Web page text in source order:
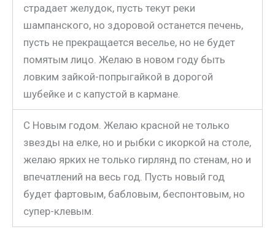
страдает желудок, пусть текут реки
шампанского, но здоровой останется печень,
пусть не прекращается веселье, но не будет
помятым лицо. Желаю в новом году быть
ловким зайкой-попрыгайкой в дорогой
шубейке и с капустой в кармане.
С Новым годом. Желаю красной не только
звезды на елке, но и рыбки с икоркой на столе,
желаю ярких не только гирлянд по стенам, но и
впечатлений на весь год. Пусть новый год
будет фартовым, бабловым, беспонтовым, но
супер-клевым.